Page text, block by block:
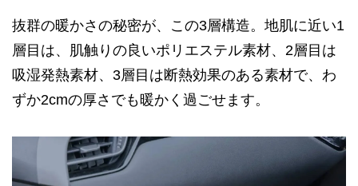
抜群の暖かさの秘密が、この3層構造。地肌に近い1
層目は、肌触りの良いポリエステル素材、2層目は
吸湿発熱素材、3層目は断熱効果のある素材で、わ
ずか2cmの厚さでも暖かく過ごせます。